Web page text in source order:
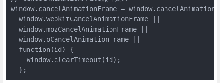
window.cancelAnimationFrame =
  window.webkitCancelAnimationFrame ||
  window.mozCancelAnimationFrame ||
  window.oCancelAnimationFrame ||
  function(id) {
    window.clearTimeout(id);
  };